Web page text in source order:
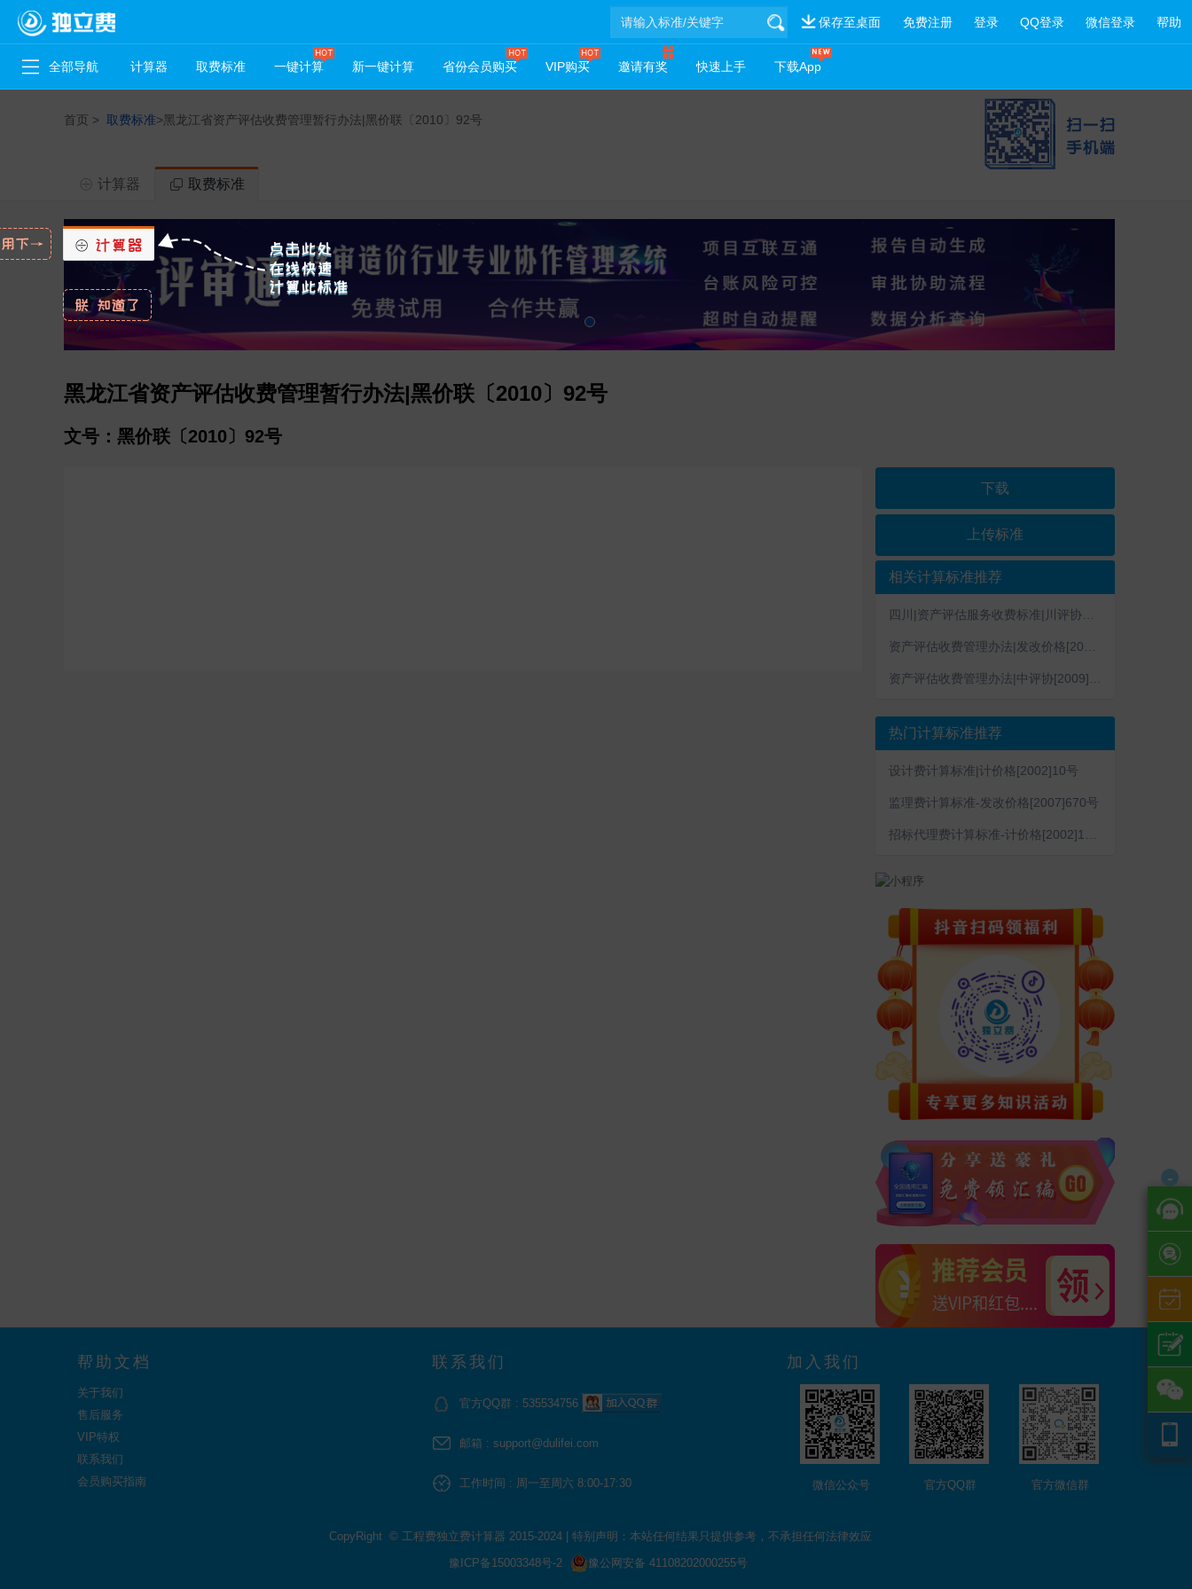
免费注册 登录 QQ登录 微信登录 帮助
保存至桌面
全部导航 计算器 取费标准 一键计算 新一键计算 省份会员购买 VIP购买 邀请有奖 快速上手 下载App
首页 > 取费标准>黑龙江省资产评估收费管理暂行办法|黑价联〔2010〕92号
计算器 取费标准
黑龙江省资产评估收费管理暂行办法|黑价联〔2010〕92号
文号：黑价联〔2010〕92号
下载
上传标准
相关计算标准推荐
热门计算标准推荐
设计费计算标准|计价格[2002]10号
监理费计算标准-发改价格[2007]670号
帮助文档
关于我们
售后服务
VIP特权
联系我们
会员购买指南
联系我们
官方QQ群 : 535534756
邮箱 : support@dulifei.com
工作时间 : 周一至周六 8:00-17:30
加入我们
微信公众号 官方QQ群 官方微信群
CopyRight © 工程费独立费计算器 2015-2024 特别声明：本站任何结果只提供参考，不承担任何法律效应
豫ICP备15003348号-2 豫公网安备 41108202000255号
-